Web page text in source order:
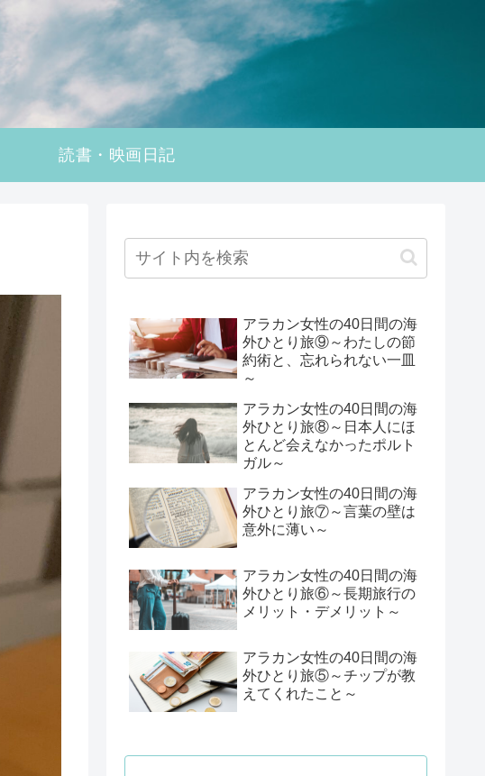
読書・映画日記
アラカン女性の40日間の海
外ひとり旅⑨～わたしの節
約術と、忘れられない一皿
～
アラカン女性の40日間の海
外ひとり旅⑧～日本人にほ
とんど会えなかったポルト
ガル～
アラカン女性の40日間の海
外ひとり旅⑦～言葉の壁は
意外に薄い～
アラカン女性の40日間の海
外ひとり旅⑥～長期旅行の
メリット・デメリット～
アラカン女性の40日間の海
外ひとり旅⑤～チップが教
えてくれたこと～